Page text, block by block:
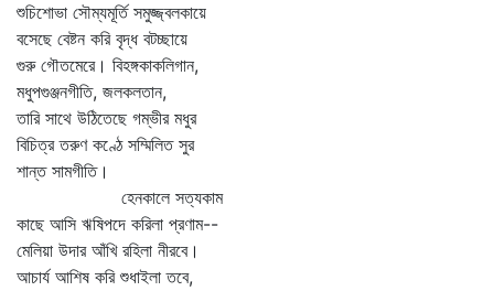
শুচিশোভা সৌম্যমূর্তি সমুজ্জ্বলকায়ে
বসেছে বেষ্টন করি বৃদ্ধ বটচ্ছায়ে
গুরু গৌতমেরে। বিহঙ্গকাকলিগান,
মধুপগুঞ্জনগীতি, জলকলতান,
তারি সাথে উঠিতেছে গম্ভীর মধুর
বিচিত্র তরুণ কণ্ঠে সম্মিলিত সুর
শান্ত সামগীতি।
হেনকালে সত্যকাম
কাছে আসি ঋষিপদে করিলা প্রণাম--
মেলিয়া উদার আঁখি রহিলা নীরবে।
আচার্য আশিষ করি শুধাইলা তবে,